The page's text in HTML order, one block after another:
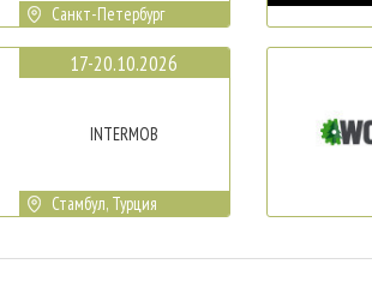
Санкт-Петербург
17-20.10.2026
INTERMOB
Стамбул, Турция